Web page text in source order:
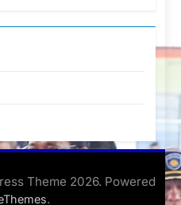
Theme 2026. Powered
.